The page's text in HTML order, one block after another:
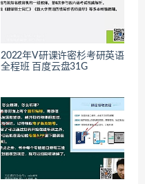
2022年V研课许密杉考研英语
全程班 百度云盘31G